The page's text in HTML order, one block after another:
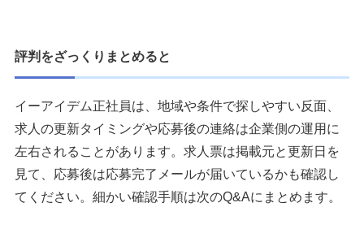
評判をざっくりまとめると
イーアイデム正社員は、地域や条件で探しやすい反面、
求人の更新タイミングや応募後の連絡は企業側の運用に
左右されることがあります。求人票は掲載元と更新日を
見て、応募後は応募完了メールが届いているかも確認し
てください。細かい確認手順は次のQ&Aにまとめます。